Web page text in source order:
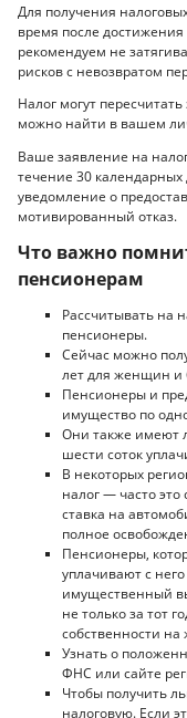
Для получения
время после
рекомендуем не
рисков с невозвратом
Налог могут
можно найти в вашем
Ваше заявление на
течение 30
уведомление о
мотивированный отказ.
Что важно
пенсионерам
Рассчитывать на
пенсионеры.
Сейчас можно
лет для женщин и
Пенсионеры и
имущество по
Они также имеют
шести соток
В некоторых
налог — часто
ставка на
полное
Пенсионеры,
уплачивают с
имущественный
не только за тот
собственности
Узнать о
ФНС или сайте
Чтобы получить
налоговую. Если